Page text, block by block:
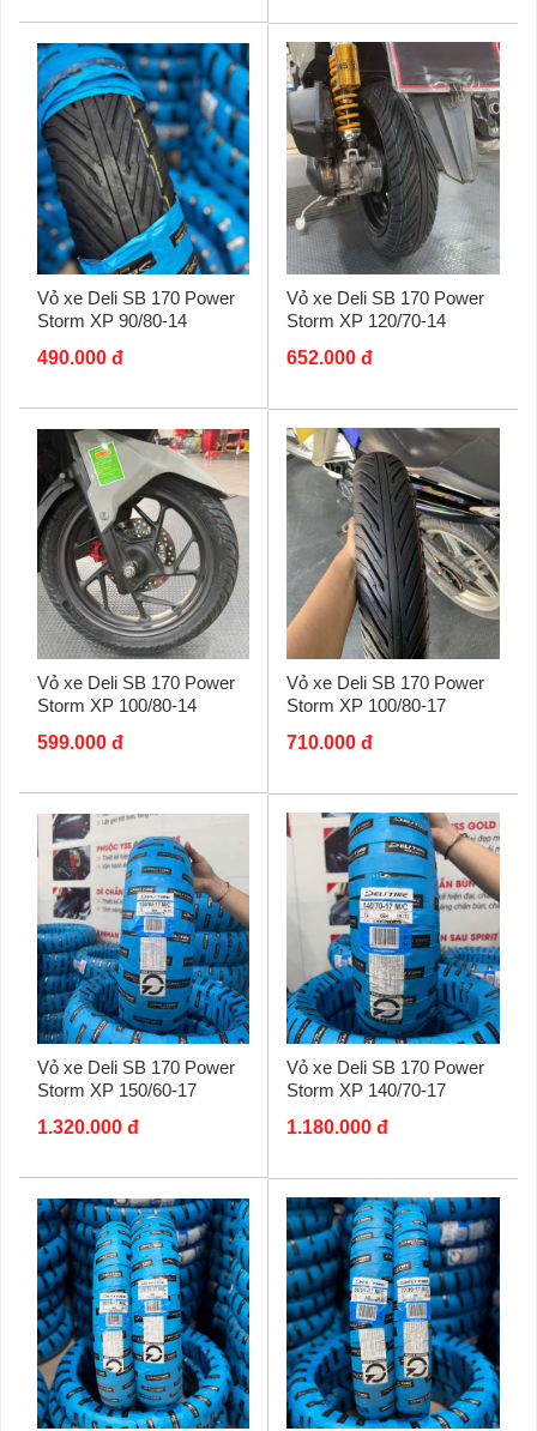
Vỏ xe Deli SB 170 Power
Storm XP 90/80-14
490.000 đ
Vỏ xe Deli SB 170 Power
Storm XP 120/70-14
652.000 đ
Vỏ xe Deli SB 170 Power
Storm XP 100/80-14
599.000 đ
Vỏ xe Deli SB 170 Power
Storm XP 100/80-17
710.000 đ
Vỏ xe Deli SB 170 Power
Storm XP 150/60-17
1.320.000 đ
Vỏ xe Deli SB 170 Power
Storm XP 140/70-17
1.180.000 đ